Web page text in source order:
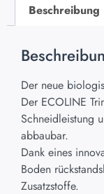
Beschreibung
Der neue
Der ECOLINE
Schneidleistung
abbaubar.
Dank eines
Boden
Zusatzstoffe.